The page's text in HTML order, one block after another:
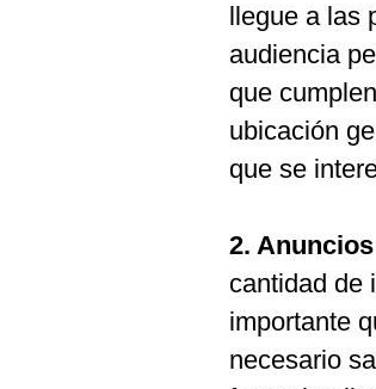
llegue a las
audiencia
que
ubicación
que se
2.
cantidad de
importante
necesario